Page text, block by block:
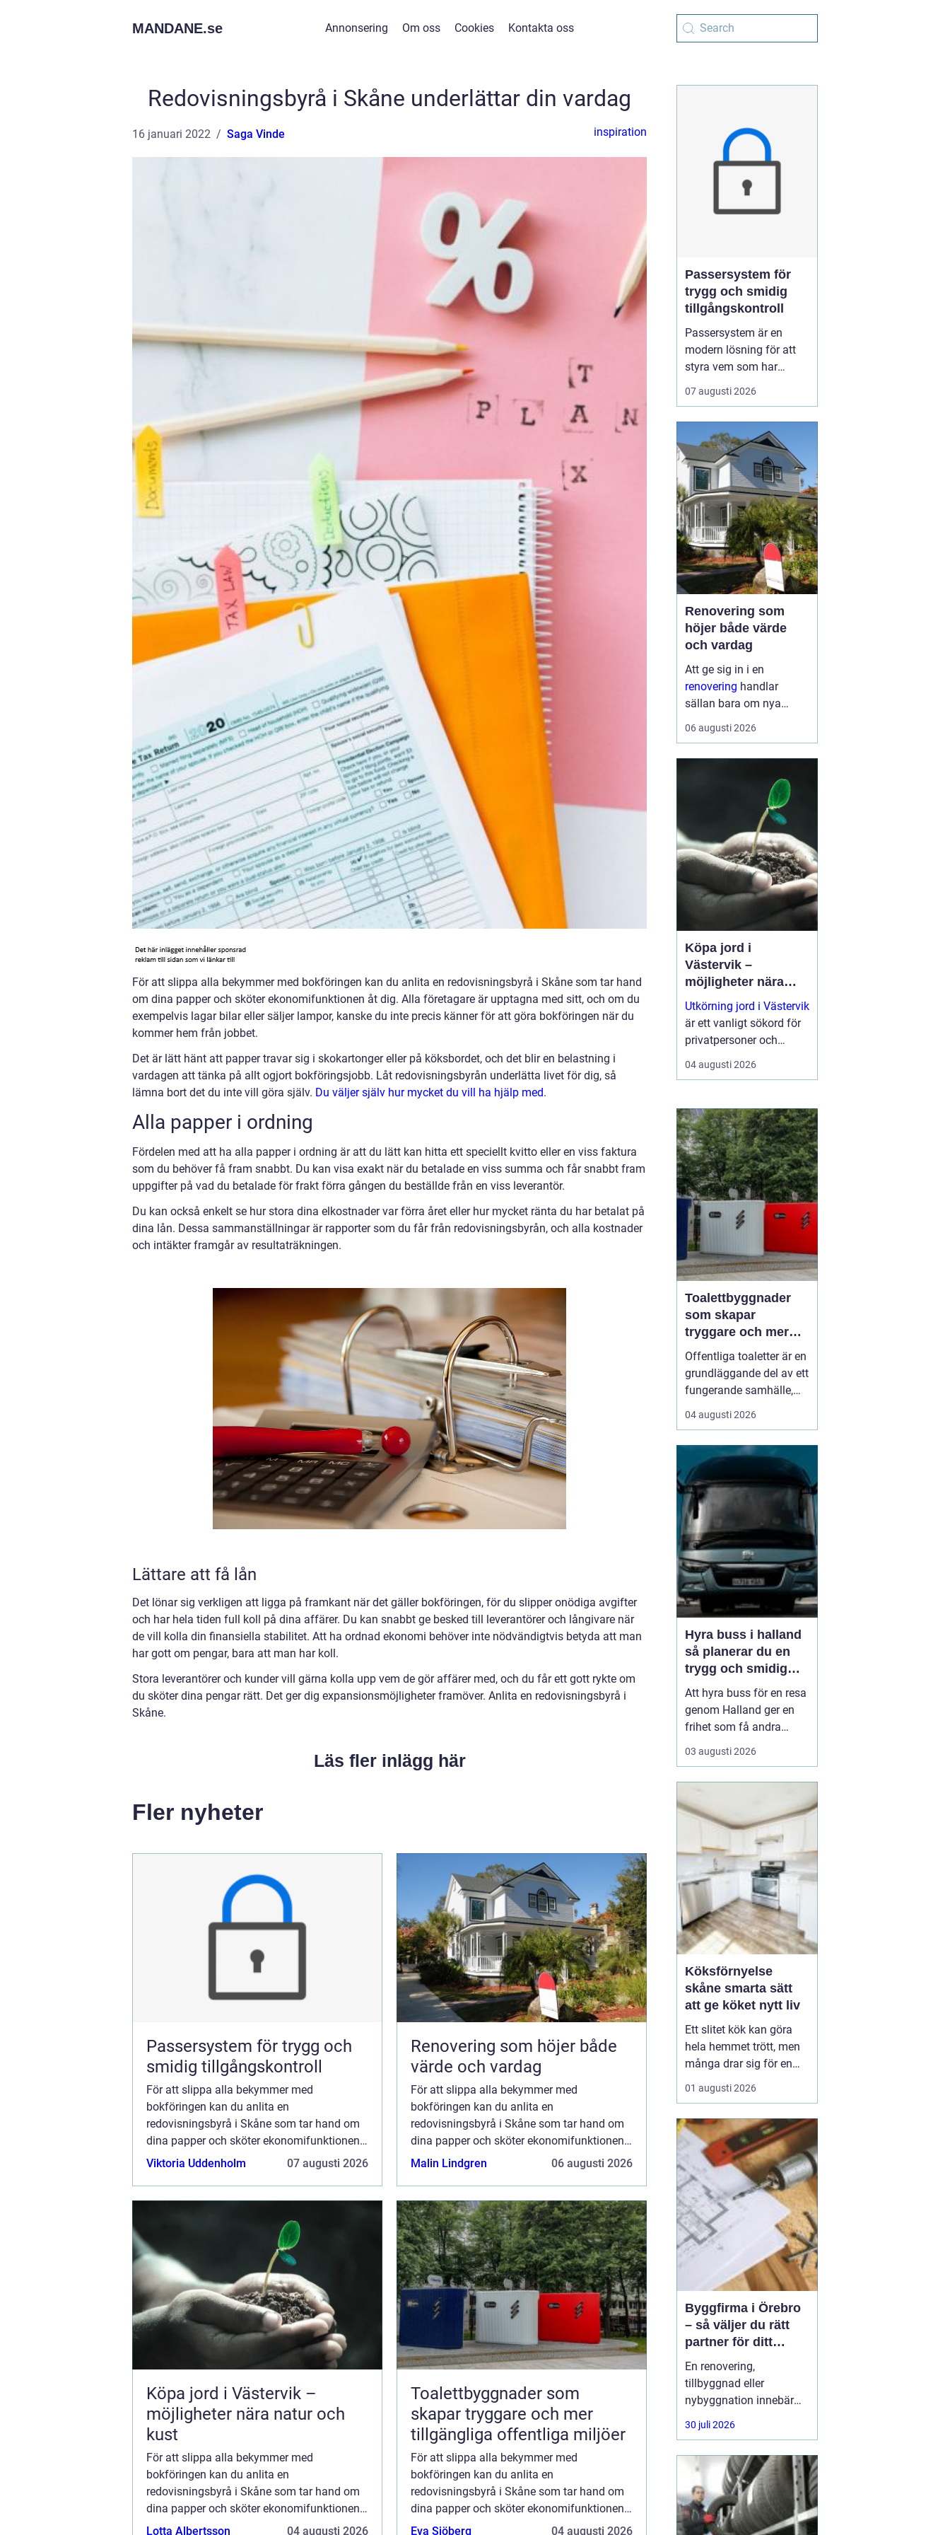
MANDANE.se Annonsering Om oss Cookies Kontakta oss
Redovisningsbyrå i Skåne underlättar din vardag
16 januari 2022 Saga Vinde inspiration
För att slippa alla bekymmer med bokföringen kan du anlita en redovisningsbyrå i Skåne som tar hand
om dina papper och sköter ekonomifunktionen åt dig. Alla företagare är upptagna med sitt, och om du
exempelvis lagar bilar eller säljer lampor, kanske du inte precis känner för att göra bokföringen när du
kommer hem från jobbet.
Det är lätt hänt att papper travar sig i skokartonger eller på köksbordet, och det blir en belastning i
vardagen att tänka på allt ogjort bokföringsjobb. Låt redovisningsbyrån underlätta livet för dig, så
lämna bort det du inte vill göra själv. Du väljer själv hur mycket du vill ha hjälp med.
Alla papper i ordning
Fördelen med att ha alla papper i ordning är att du lätt kan hitta ett speciellt kvitto eller en viss faktura
som du behöver få fram snabbt. Du kan visa exakt när du betalade en viss summa och får snabbt fram
uppgifter på vad du betalade för frakt förra gången du beställde från en viss leverantör.
Du kan också enkelt se hur stora dina elkostnader var förra året eller hur mycket ränta du har betalat på
dina lån. Dessa sammanställningar är rapporter som du får från redovisningsbyrån, och alla kostnader
och intäkter framgår av resultaträkningen.
Lättare att få lån
Det lönar sig verkligen att ligga på framkant när det gäller bokföringen, för du slipper onödiga avgifter
och har hela tiden full koll på dina affärer. Du kan snabbt ge besked till leverantörer och långivare när
de vill kolla din finansiella stabilitet. Att ha ordnad ekonomi behöver inte nödvändigtvis betyda att man
har gott om pengar, bara att man har koll.
Stora leverantörer och kunder vill gärna kolla upp vem de gör affärer med, och du får ett gott rykte om
du sköter dina pengar rätt. Det ger dig expansionsmöjligheter framöver. Anlita en redovisningsbyrå i
Skåne.
Läs fler inlägg här
Fler nyheter
Passersystem för trygg och
smidig tillgångskontroll
För att slippa alla bekymmer med
bokföringen kan du anlita en
redovisningsbyrå i Skåne som tar hand om
dina papper och sköter ekonomifunktionen
åt dig. Alla företagare är upptagna med sitt,
Viktoria Uddenholm 07 augusti 2026
Renovering som höjer både
värde och vardag
För att slippa alla bekymmer med
bokföringen kan du anlita en
redovisningsbyrå i Skåne som tar hand om
dina papper och sköter ekonomifunktionen
åt dig. Alla företagare är upptagna med sitt,
Malin Lindgren 06 augusti 2026
Köpa jord i Västervik –
möjligheter nära natur och
kust
För att slippa alla bekymmer med
bokföringen kan du anlita en
redovisningsbyrå i Skåne som tar hand om
dina papper och sköter ekonomifunktionen
åt dig. Alla företagare är upptagna med sitt,
Lotta Albertsson 04 augusti 2026
Toalettbyggnader som
skapar tryggare och mer
tillgängliga offentliga miljöer
För att slippa alla bekymmer med
bokföringen kan du anlita en
redovisningsbyrå i Skåne som tar hand om
dina papper och sköter ekonomifunktionen
åt dig. Alla företagare är upptagna med sitt,
Eva Sjöberg 04 augusti 2026
Passersystem för
trygg och smidig
tillgångskontroll
Passersystem är en
modern lösning för att
styra vem som har
tillträde till en byggnad
eller ett utrymme, och
möjligt. Genom att
ersätta traditionella
nycklar med digitala
nyckelbärare som kort,
brickor eller koder får
fastighe...
07 augusti 2026
Renovering som
höjer både värde
och vardag
Att ge sig in i en
renovering handlar
sällan bara om nya
ytskikt. För många
handlar det om att
tryggare och håller
länge. En genomtänkt
renovering kan sänka
energik...
06 augusti 2026
Köpa jord i
Västervik –
möjligheter nära
natur och kust
Utkörning jord i Västervik
är ett vanligt sökord för
privatpersoner och
företag som planerar
nya trädgårdar,
04 augusti 2026
Toalettbyggnader
som skapar
tryggare och mer
tillgängliga
offentliga miljöer
Offentliga toaletter är en
grundläggande del av ett
fungerande samhälle,
men hamnar ofta längst
ned på prioriteringslistan
byggprojekt. Samtidigt
vet alla som någon gång
stått utan toalett i en
park, på en badplats eller
under et...
04 augusti 2026
Hyra buss i halland
så planerar du en
trygg och smidig
resa
Att hyra buss för en resa
genom Halland ger en
frihet som få andra
resealternativ erbjuder.
Gruppen håller ihop,
upplevelsen och
logistiken förenklas
märkbart. Samtidigt kan
det kännas svårt att veta
var man börjar: Hur stor
b...
03 augusti 2026
Köksförnyelse
skåne smarta sätt
att ge köket nytt liv
Ett slitet kök kan göra
hela hemmet trött, men
många drar sig för en
fullständig renovering.
Det tar tid, kostar mycket
ingrepp. Därför väljer allt
fler att satsa på
köksförnyelse i stället
för att riva ut och bygga
nytt. Med rä...
01 augusti 2026
Byggfirma i Örebro
– så väljer du rätt
partner för ditt
projekt
En renovering,
tillbyggnad eller
nybyggnation innebär
ofta stora beslut, både
ekonomiskt och
privatpersoner och
företag i Örebro ställer
sig samma fråga: hur
hittar man en trygg,
30 juli 2026